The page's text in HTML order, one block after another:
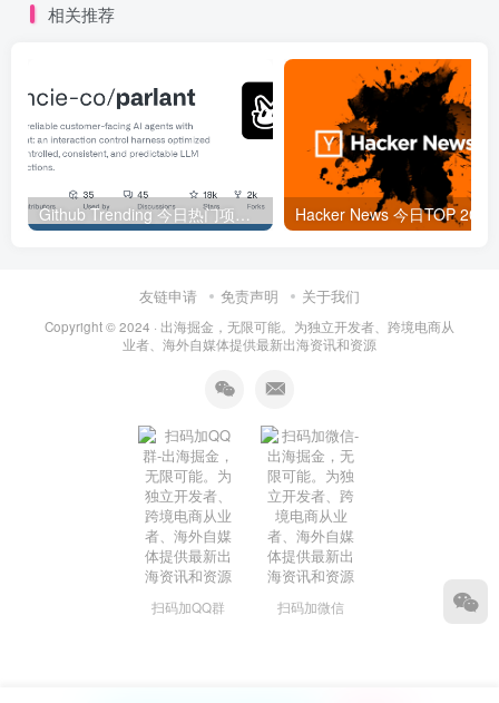
相关推荐
Github Trending 今日热门项目 | 2025-09-06
友链申请 免责声明 关于我们
Copyright © 2024 · 出海掘金，无限可能。为独立开发者、跨境电商从
业者、海外自媒体提供最新出海资讯和资源
扫码加QQ群 扫码加微信